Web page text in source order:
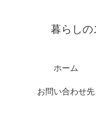
暮らし
ホーム
お問い合わせ先